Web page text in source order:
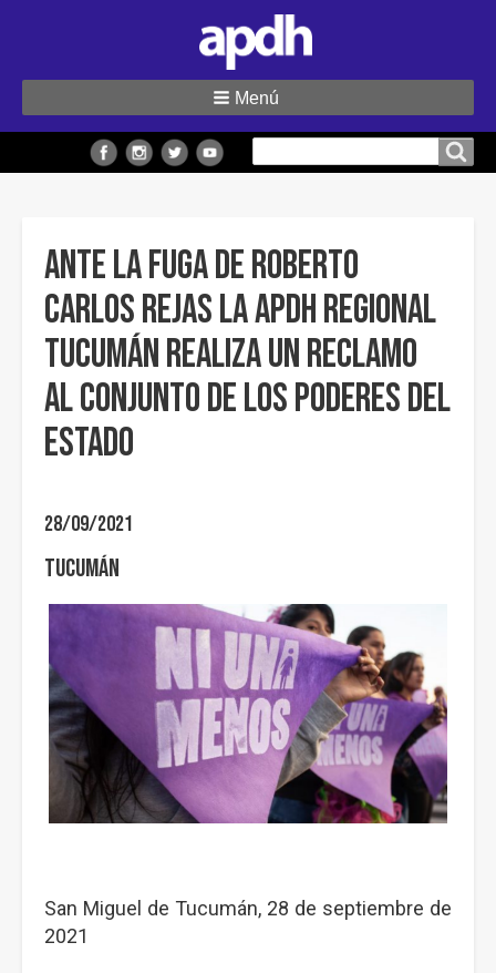
sitio
Menú
Ante la fuga de Roberto
Carlos Rejas la APDH Regional
Tucumán realiza un reclamo
al conjunto de los poderes del
Estado
28/09/2021
Tucumán
San Miguel de Tucumán, 28 de septiembre de
2021